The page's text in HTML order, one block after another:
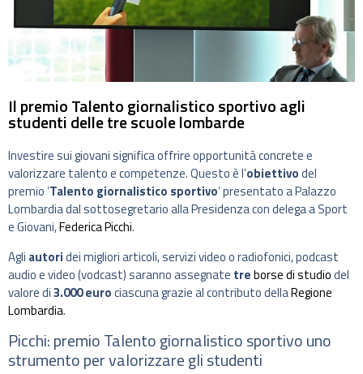
Il premio Talento giornalistico sportivo agli
studenti delle tre scuole lombarde
Investire sui giovani significa offrire opportunità concrete e
valorizzare talento e competenze. Questo è l’obiettivodel
premio ‘Talento giornalistico sportivo’ presentato a Palazzo
Lombardia dal sottosegretario alla Presidenza con delega a Sport
e Giovani,Federica Picchi.
Agli autoridei migliori articoli, servizi video o radiofonici, podcast
audio e video (vodcast) saranno assegnate treborse di studiodel
valore di3.000 eurociascuna grazie al contributo dellaRegione
Lombardia.
Picchi: premio Talento giornalistico sportivo uno
strumento per valorizzare gli studenti